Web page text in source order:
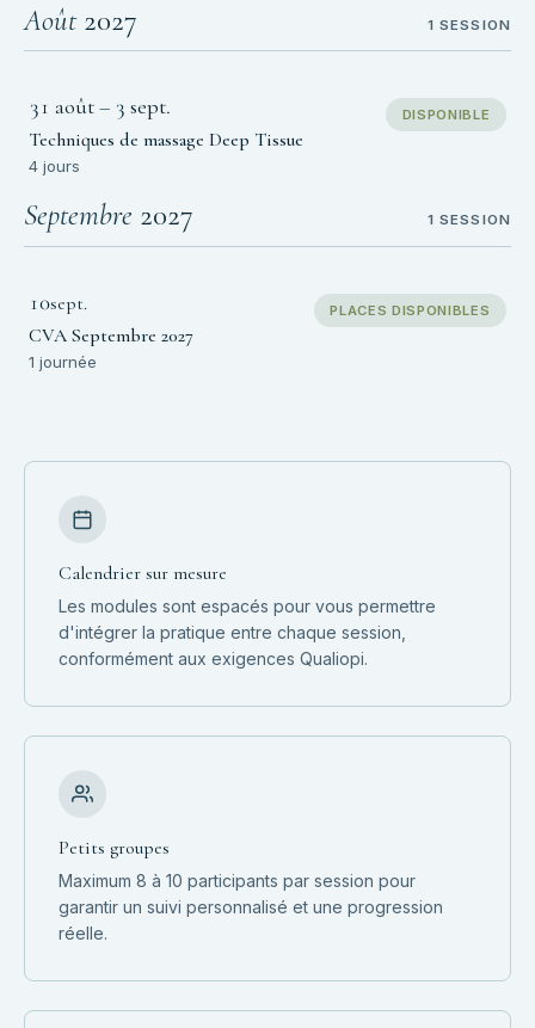
Août2027 1 SESSION
31 août– 3 sept.
Techniques de massage Deep Tissue
4 jours
DISPONIBLE
Septembre 2027 1 SESSION
10sept.
CVA Septembre 2027
1 journée
PLACES DISPONIBLES
Calendrier sur mesure
Les modules sont espacés pour vous permettre
d'intégrer la pratique entre chaque session,
conformément aux exigences Qualiopi.
Petits groupes
Maximum 8 à 10 participants par session pour
garantir un suivi personnalisé et une progression
réelle.